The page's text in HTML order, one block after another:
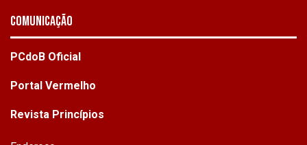
Comunicação
PCdoB Oficial
Portal Vermelho
Revista Princípios